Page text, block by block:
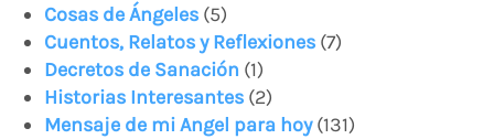
Cosas de Ángeles (5)
Cuentos, Relatos y Reflexiones (7)
Decretos de Sanación (1)
Historias Interesantes (2)
Mensaje de mi Angel para hoy(131)